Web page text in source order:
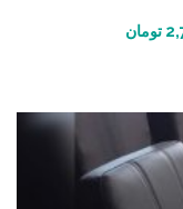
تومان